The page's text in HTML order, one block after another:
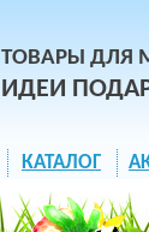
ТОВАРЫ ДЛЯ
ИДЕИ
КАТАЛОГ